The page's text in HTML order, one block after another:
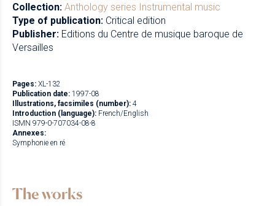
Collection: Anthology series Instrumental music
Type of publication: Critical edition
Publisher: Editions du Centre de musique baroque de
Versailles
Pages: XL-132
Publication date: 1997-08
Illustrations, facsimiles (number): 4
Introduction (language): French/English
ISMN 979-0-707034-08-8
Annexes:
Symphonie en ré
The works